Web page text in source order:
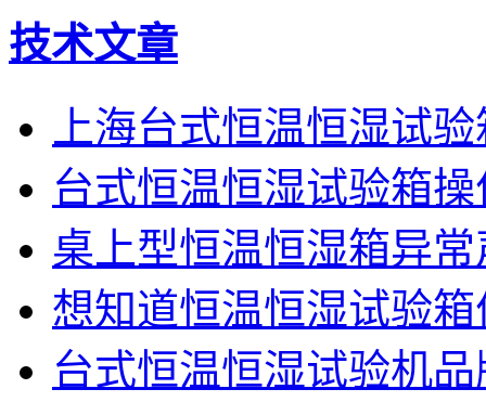
技术文章
上海台式恒温恒湿试
台式恒温恒湿试验箱
桌上型恒温恒湿箱异
想知道恒温恒湿试验
台式恒温恒湿试验机